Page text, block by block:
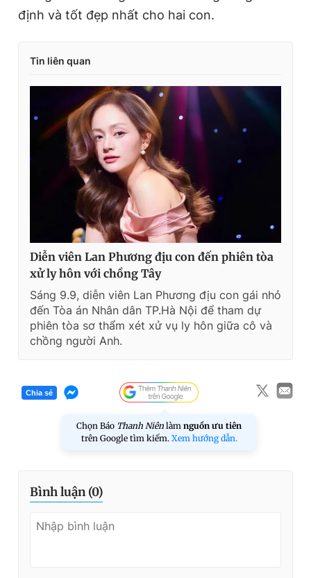
định và tốt đẹp nhất cho hai con.
Tin liên quan
Diễn viên Lan Phương địu con đến phiên tòa
xử ly hôn với chồng Tây
Sáng 9.9, diễn viên Lan Phương địu con gái nhỏ
đến Tòa án Nhân dân TP.Hà Nội để tham dự
phiên tòa sơ thẩm xét xử vụ ly hôn giữa cô và
chồng người Anh.
Chia sẻ
Chọn Báo Thanh Niên làm nguồn ưu tiên
trên Google tìm kiếm. Xem hướng dẫn.
Bình luận (0)